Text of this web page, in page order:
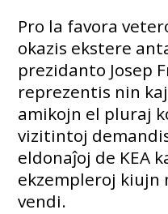
Pro la favora
okazis ekstere
prezidanto Josep
reprezentis nin
amikojn el pluraj
vizitintoj
eldonaĵoj de KEA
ekzempleroj
vendi.